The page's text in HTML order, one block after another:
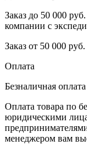
Заказ до 50 000
компании с
Заказ от 50 000
Оплата
Безналичная
Оплата товара по
юридическими
менеджером вам